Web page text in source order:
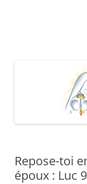
Repose-toi
époux : Luc